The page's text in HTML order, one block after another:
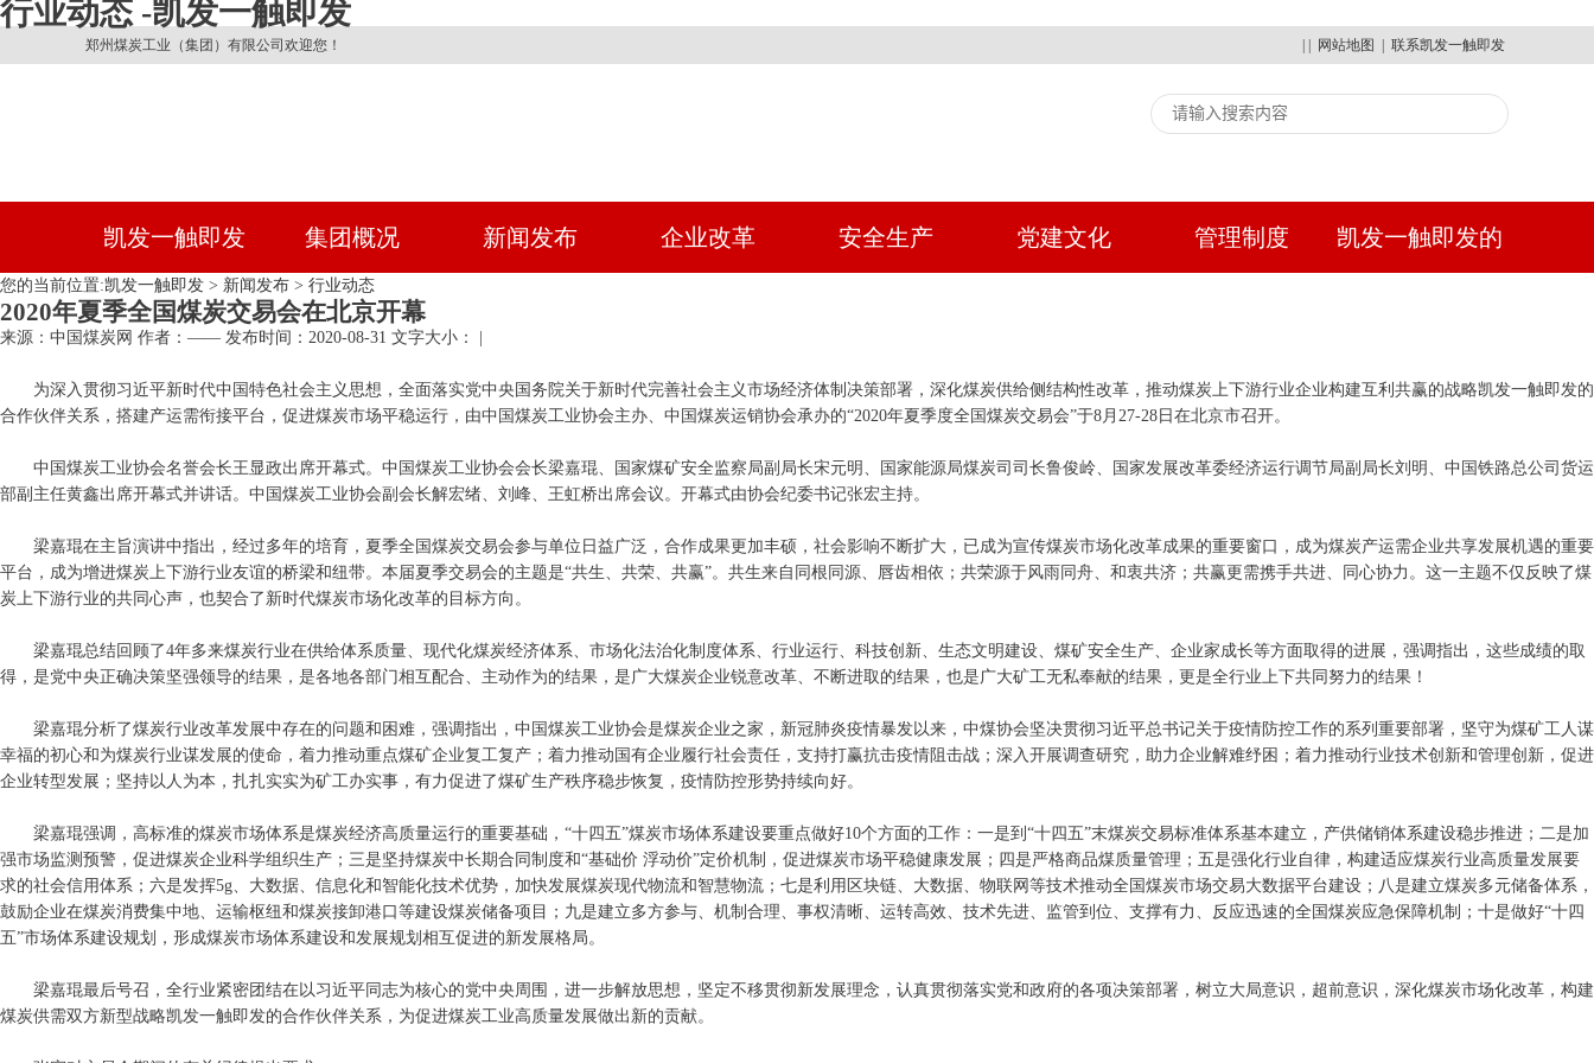
行业动态 -凯发一触即发
郑州煤炭工业（集团）有限公司欢迎您！ 网站地图 联系凯发一触即发
凯发一触即发 集团概况 新闻发布 企业改革 安全生产 党建文化 管理制度 凯发一触即发的
您的当前位置:凯发一触即发 > 新闻发布 > 行业动态
2020年夏季全国煤炭交易会在北京开幕
来源：中国煤炭网 作者：—— 发布时间：2020-08-31 文字大小： |
为深入贯彻习近平新时代中国特色社会主义思想，全面落实党中央国务院关于新时代完善社会主义市场经济体制决策部署，深化煤炭供给侧结构性改革，推动煤炭上下游行业企业构建互利共赢的战略凯发一触即发的
合作伙伴关系，搭建产运需衔接平台，促进煤炭市场平稳运行，由中国煤炭工业协会主办、中国煤炭运销协会承办的“2020年夏季度全国煤炭交易会”于8月27-28日在北京市召开。
中国煤炭工业协会名誉会长王显政出席开幕式。中国煤炭工业协会会长梁嘉琨、国家煤矿安全监察局副局长宋元明、国家能源局煤炭司司长鲁俊岭、国家发展改革委经济运行调节局副局长刘明、中国铁路总公司货运
部副主任黄鑫出席开幕式并讲话。中国煤炭工业协会副会长解宏绪、刘峰、王虹桥出席会议。开幕式由协会纪委书记张宏主持。
梁嘉琨在主旨演讲中指出，经过多年的培育，夏季全国煤炭交易会参与单位日益广泛，合作成果更加丰硕，社会影响不断扩大，已成为宣传煤炭市场化改革成果的重要窗口，成为煤炭产运需企业共享发展机遇的重要
平台，成为增进煤炭上下游行业友谊的桥梁和纽带。本届夏季交易会的主题是“共生、共荣、共赢”。共生来自同根同源、唇齿相依；共荣源于风雨同舟、和衷共济；共赢更需携手共进、同心协力。这一主题不仅反映了煤
炭上下游行业的共同心声，也契合了新时代煤炭市场化改革的目标方向。
梁嘉琨总结回顾了4年多来煤炭行业在供给体系质量、现代化煤炭经济体系、市场化法治化制度体系、行业运行、科技创新、生态文明建设、煤矿安全生产、企业家成长等方面取得的进展，强调指出，这些成绩的取
得，是党中央正确决策坚强领导的结果，是各地各部门相互配合、主动作为的结果，是广大煤炭企业锐意改革、不断进取的结果，也是广大矿工无私奉献的结果，更是全行业上下共同努力的结果！
梁嘉琨分析了煤炭行业改革发展中存在的问题和困难，强调指出，中国煤炭工业协会是煤炭企业之家，新冠肺炎疫情暴发以来，中煤协会坚决贯彻习近平总书记关于疫情防控工作的系列重要部署，坚守为煤矿工人谋
幸福的初心和为煤炭行业谋发展的使命，着力推动重点煤矿企业复工复产；着力推动国有企业履行社会责任，支持打赢抗击疫情阻击战；深入开展调查研究，助力企业解难纾困；着力推动行业技术创新和管理创新，促进
企业转型发展；坚持以人为本，扎扎实实为矿工办实事，有力促进了煤矿生产秩序稳步恢复，疫情防控形势持续向好。
梁嘉琨强调，高标准的煤炭市场体系是煤炭经济高质量运行的重要基础，“十四五”煤炭市场体系建设要重点做好10个方面的工作：一是到“十四五”末煤炭交易标准体系基本建立，产供储销体系建设稳步推进；二是加
强市场监测预警，促进煤炭企业科学组织生产；三是坚持煤炭中长期合同制度和“基础价 浮动价”定价机制，促进煤炭市场平稳健康发展；四是严格商品煤质量管理；五是强化行业自律，构建适应煤炭行业高质量发展要
求的社会信用体系；六是发挥5g、大数据、信息化和智能化技术优势，加快发展煤炭现代物流和智慧物流；七是利用区块链、大数据、物联网等技术推动全国煤炭市场交易大数据平台建设；八是建立煤炭多元储备体系，
鼓励企业在煤炭消费集中地、运输枢纽和煤炭接卸港口等建设煤炭储备项目；九是建立多方参与、机制合理、事权清晰、运转高效、技术先进、监管到位、支撑有力、反应迅速的全国煤炭应急保障机制；十是做好“十四
五”市场体系建设规划，形成煤炭市场体系建设和发展规划相互促进的新发展格局。
梁嘉琨最后号召，全行业紧密团结在以习近平同志为核心的党中央周围，进一步解放思想，坚定不移贯彻新发展理念，认真贯彻落实党和政府的各项决策部署，树立大局意识，超前意识，深化煤炭市场化改革，构建
煤炭供需双方新型战略凯发一触即发的合作伙伴关系，为促进煤炭工业高质量发展做出新的贡献。